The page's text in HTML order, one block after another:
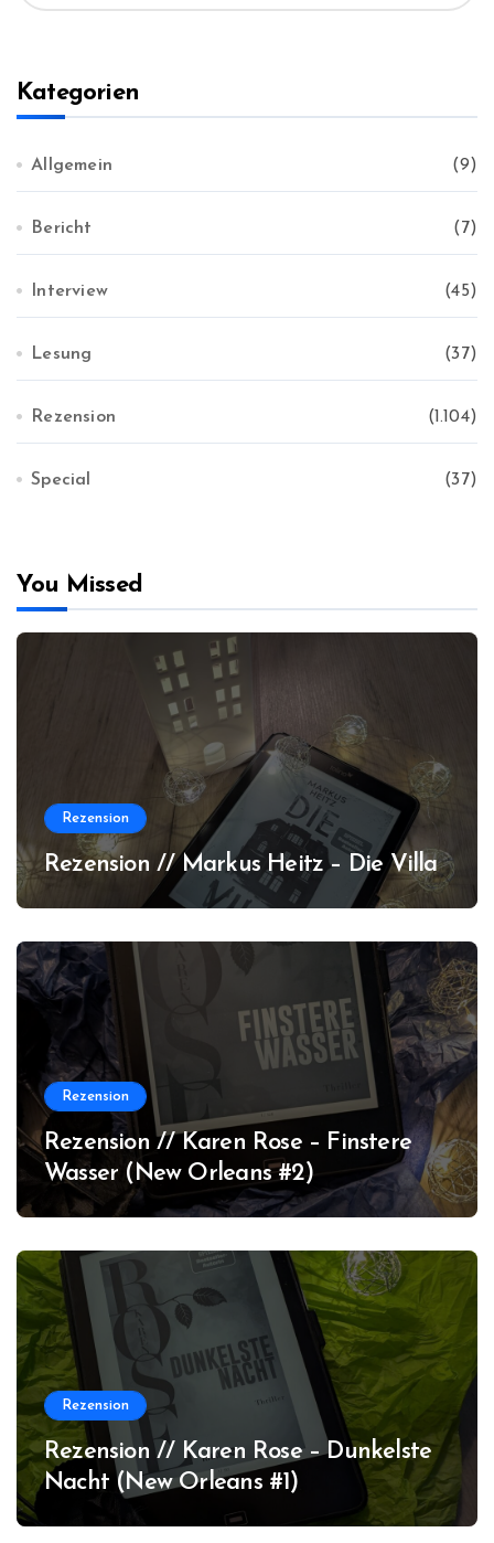
v
Kategorien
Allgemein (9)
Bericht (7)
Interview (45)
Lesung (37)
Rezension (1.104)
Special (37)
You Missed
Rezension
Rezension // Markus Heitz – Die Villa
Rezension
Rezension // Karen Rose – Finstere
Wasser (New Orleans #2)
Rezension
Rezension // Karen Rose – Dunkelste
Nacht (New Orleans #1)